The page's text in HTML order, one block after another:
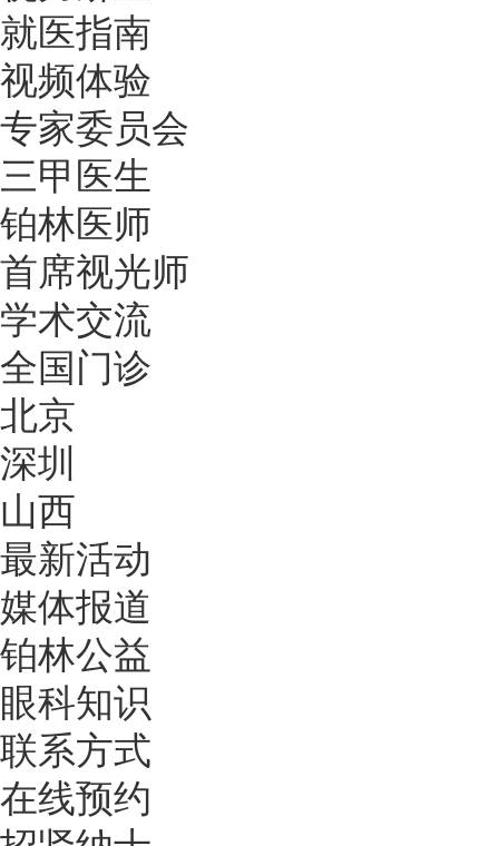
就医指南
视频体验
专家委员会
三甲医生
铂林医师
首席视光师
学术交流
全国门诊
北京
深圳
山西
最新活动
媒体报道
铂林公益
眼科知识
联系方式
在线预约